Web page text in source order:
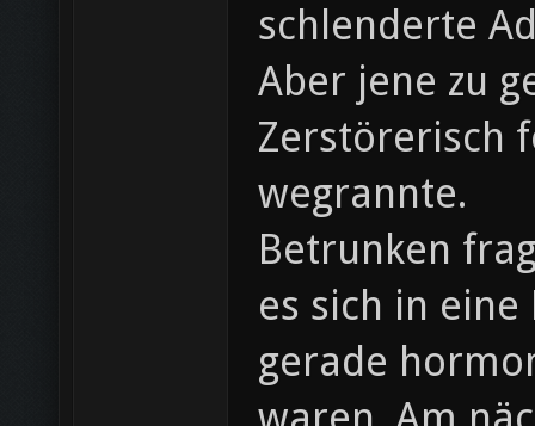
schlenderte
Aber jene zu
Zerstörerisch
wegrannte.
Betrunken
es sich in
gerade